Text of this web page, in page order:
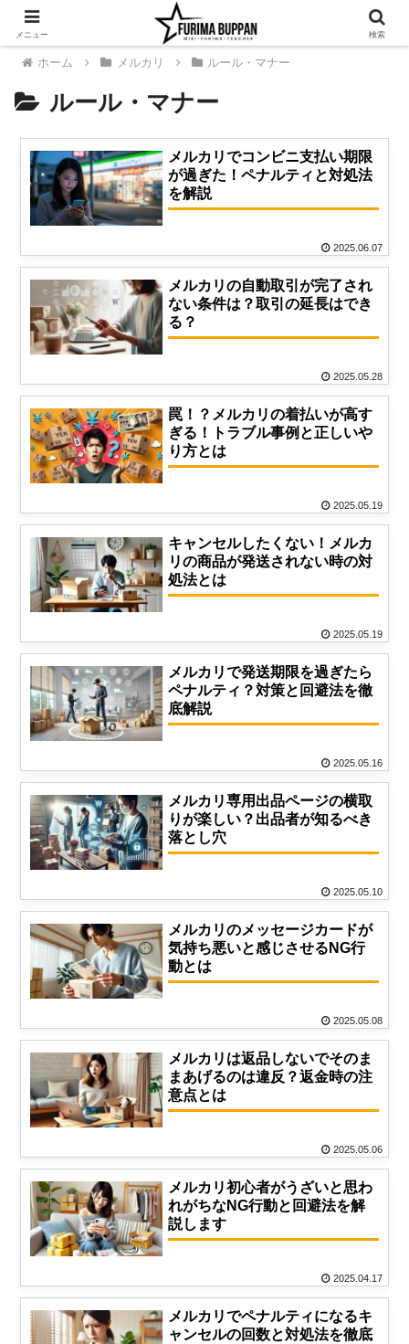
ホーム メルカリ ルール・マナー
ルール・マナー
メルカリでコンビニ支払い期限
が過ぎた！ペナルティと対処法
を解説
2025.06.07
メルカリの自動取引が完了され
ない条件は？取引の延長はでき
る？
2025.05.28
罠！？メルカリの着払いが高す
ぎる！トラブル事例と正しいや
り方とは
2025.05.19
キャンセルしたくない！メルカ
リの商品が発送されない時の対
処法とは
2025.05.19
メルカリで発送期限を過ぎたら
ペナルティ？対策と回避法を徹
底解説
2025.05.16
メルカリ専用出品ページの横取
りが楽しい？出品者が知るべき
落とし穴
2025.05.10
メルカリのメッセージカードが
気持ち悪いと感じさせるNG行
動とは
2025.05.08
メルカリは返品しないでそのま
まあげるのは違反？返金時の注
意点とは
2025.05.06
メルカリ初心者がうざいと思わ
れがちなNG行動と回避法を解
説します
2025.04.17
メルカリでペナルティになるキ
ャンセルの回数と対処法を徹底
メニュー 検索